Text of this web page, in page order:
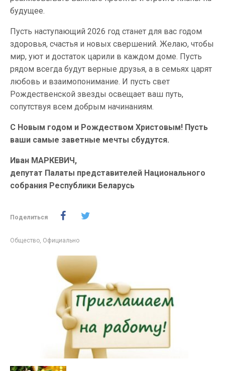
будущее.
Пусть наступающий 2026 год станет для вас годом
здоровья, счастья и новых свершений. Желаю, чтобы
мир, уют и достаток царили в каждом доме. Пусть
рядом всегда будут верные друзья, а в семьях царят
любовь и взаимопонимание. И пусть свет
Рождественской звезды освещает ваш путь,
сопутствуя всем добрым начинаниям.
С Новым годом и Рождеством Христовым! Пусть
ваши самые заветные мечты сбудутся.
Иван МАРКЕВИЧ,
депутат Палаты представителей Национального
собрания Республики Беларусь
Поделиться
Общество Официально